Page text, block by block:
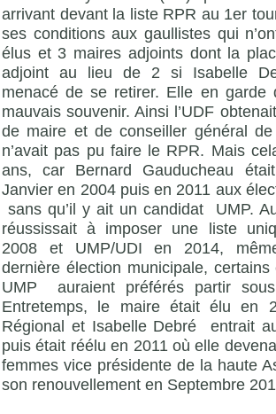
arrivant devant la liste RPR au 1er
ses conditions aux gaullistes qui
élus et 3 maires adjoints dont la
adjoint au lieu de 2 si Isabelle
menacé de se retirer. Elle en garde
mauvais souvenir. Ainsi l’UDF
de maire et de conseiller général
n’avait pas pu faire le RPR. Mais
ans, car Bernard Gauducheau
Janvier en 2004 puis en 2011 aux
sans qu’il y ait un candidat UMP.
réussissait à imposer une liste
2008 et UMP/UDI en 2014,
dernière élection municipale,
UMP auraient préférés partir
Entretemps, le maire était élu en
Régional et Isabelle Debré entrait
puis était réélu en 2011 où elle
femmes vice présidente de la haute
son renouvellement en Septembre